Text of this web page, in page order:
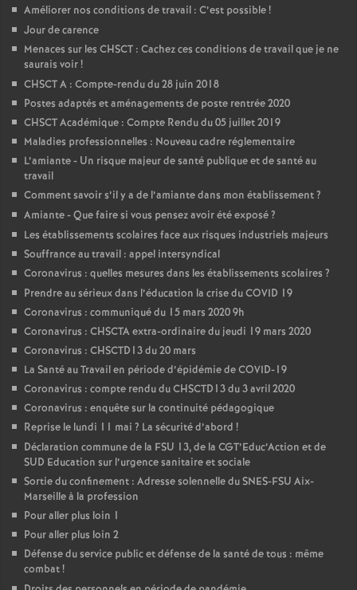
Améliorer nos conditions de travail : C’est possible!
Jour de carence
Menaces sur les CHSCT : Cachez ces conditions de travail que je ne
saurais voir!
CHSCT A : Compte-rendu du 28 juin 2018
Postes adaptés et aménagements de poste rentrée 2020
CHSCT Académique : Compte Rendu du 05 juillet 2019
Maladies professionnelles : Nouveau cadre réglementaire
L’amiante - Un risque majeur de santé publique et de santé au
travail
Comment savoir s’il y a de l’amiante dans mon établissement?
Amiante - Que faire si vous pensez avoir été exposé?
Les établissements scolaires face aux risques industriels majeurs
Souffrance au travail : appel intersyndical
Coronavirus : quelles mesures dans les établissements scolaires ?
Prendre au sérieux dans l’éducation la crise du COVID 19
Coronavirus : communiqué du 15 mars 2020 9h
Coronavirus : CHSCTA extra-ordinaire du jeudi 19 mars 2020
Coronavirus : CHSCTD13 du 20 mars
La Santé au Travail en période d’épidémie de COVID-19
Coronavirus : compte rendu du CHSCTD13 du 3 avril 2020
Coronavirus : enquête sur la continuité pédagogique
Reprise le lundi 11 mai ? La sécurité d’abord !
Déclaration commune de la FSU 13, de la CGT’Educ’Action et de
SUD Education sur l’urgence sanitaire et sociale
Sortie du confinement : Adresse solennelle du SNES-FSU Aix-
Marseille à la profession
Pour aller plus loin 1
Pour aller plus loin 2
Défense du service public et défense de la santé de tous : même
combat!